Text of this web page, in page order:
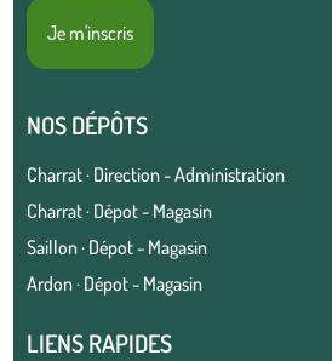
Je m'inscris
NOS DÉPÔTS
Charrat · Direction - Administration
Charrat · Dépot - Magasin
Saillon · Dépot - Magasin
Ardon · Dépot - Magasin
LIENS RAPIDES